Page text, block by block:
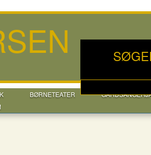
BØRNETEATER